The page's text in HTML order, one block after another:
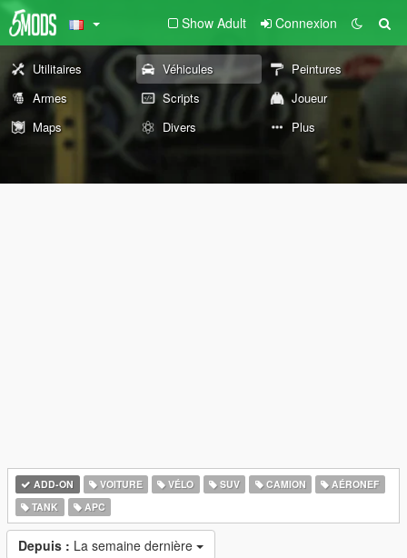
Show Adult Connexion
Utilitaires Véhicules
Peintures
Armes
Scripts
Joueur
Maps
Divers Plus
ADD-ON VOITURE VÉLO SUV CAMION
AÉRONEF
TANK
APC
Depuis : La semaine dernière